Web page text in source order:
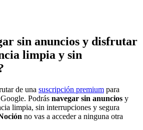
sin anuncios y disfrutar
limpia y sin
de una suscripción premium para
Podrás navegar sin anuncios y
limpia, sin interrupciones y segura
no vas a acceder a ninguna otra